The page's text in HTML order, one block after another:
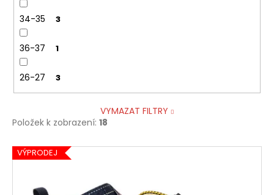
34-35 3
36-37 1
26-27 3
VYMAZAT FILTRY
Položek k zobrazení: 18
V
VÝPRODEJ